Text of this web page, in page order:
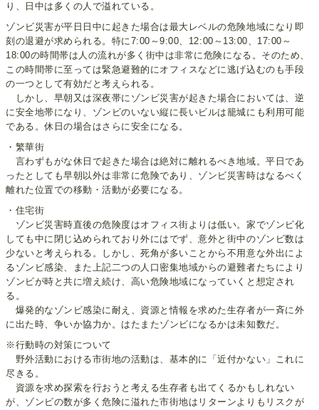
り、日中は多くの人で溢れている。
ゾンビ災害が平日日中に起きた場合は最大レベルの危険地域になり即
刻の退避が求められる。特に7:00～9:00、12:00～13:00、17:00～
18:00の時間帯は人の流れが多く街中は非常に危険になる。そのため、
この時間帯に至っては緊急避難的にオフィスなどに逃げ込むのも手段
の一つとして有効だと考えられる。
しかし、早朝又は深夜帯にゾンビ災害が起きた場合においては、逆
に安全地帯になり、ゾンビのいない縦に長いビルは籠城にも利用可能
である。休日の場合はさらに安全になる。
・繁華街
言わずもがな休日で起きた場合は絶対に離れるべき地域。平日であ
ったとしても早朝以外は非常に危険であり、ゾンビ災害時はなるべく
離れた位置での移動・活動が必要になる。
・住宅街
ゾンビ災害時直後の危険度はオフィス街よりは低い。家でゾンビ化
しても中に閉じ込められており外にはでず、意外と街中のゾンビ数は
少ないと考えられる。しかし、死角が多いことから不用意な外出によ
るゾンビ感染、また上記二つの人口密集地域からの避難者たちにより
ゾンビが時と共に増え続け、高い危険地域になっていくと想定され
る。
爆発的なゾンビ感染に耐え、資源と情報を求めた生存者が一斉に外
に出た時、争いか協力か。はたまたゾンビになるかは未知数だ。
※行動時の対策について
野外活動における市街地の活動は、基本的に「近付かない」これに
尽きる。
資源を求め探索を行おうと考える生存者も出てくるかもしれない
が、ゾンビの数が多く危険に溢れた市街地はリターンよりもリスクが